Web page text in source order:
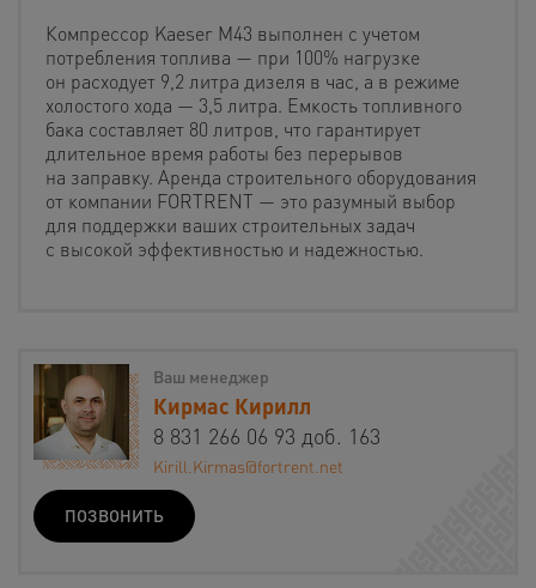
Компрессор Kaeser M43 выполнен с учетом
потребления топлива — при 100% нагрузке
он расходует 9,2 литра дизеля в час, а в режиме
холостого хода — 3,5 литра. Емкость топливного
бака составляет 80 литров, что гарантирует
длительное время работы без перерывов
на заправку. Аренда строительного оборудования
от компании FORTRENT — это разумный выбор
для поддержки ваших строительных задач
с высокой эффективностью и надежностью.
Ваш менеджер
Кирмас Кирилл
8 831 266 06 93 доб. 163
Kirill.Kirmas@fortrent.net
ПОЗВОНИТЬ